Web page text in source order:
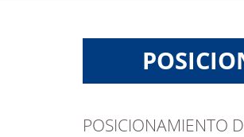
POSICIONAMIENTO